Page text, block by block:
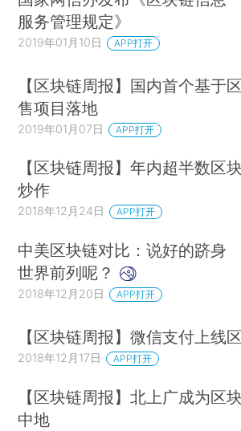
服务管理规定》
2019年01月10日 APP打开
【区块链周报】国内首个基于
售项目落地
2019年01月07日 APP打开
【区块链周报】年内超半数区
炒作
2018年12月24日 APP打开
中美区块链对比：说好的跻身
世界前列呢？
2018年12月20日 APP打开
【区块链周报】微信支付上线
2018年12月17日 APP打开
【区块链周报】北上广成为区
中地